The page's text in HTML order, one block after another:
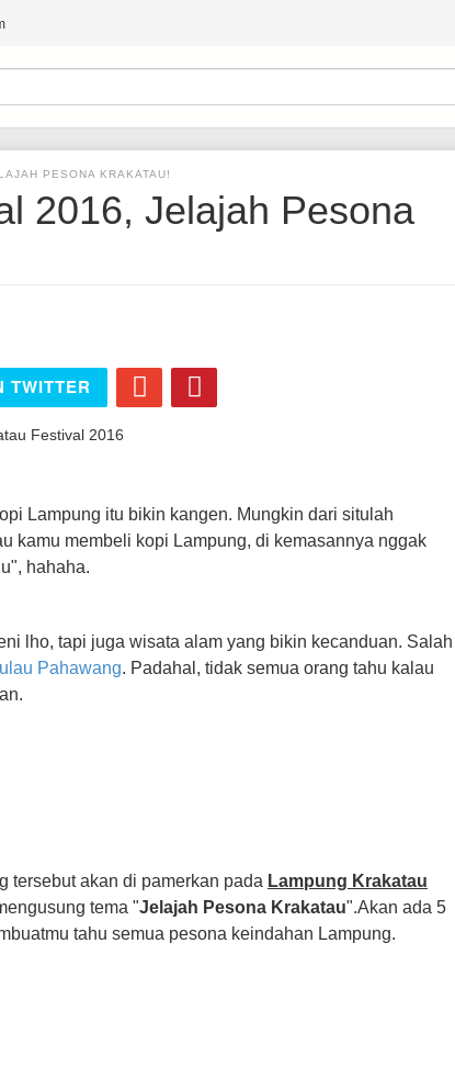
PESONA KRAKATAU!
2016, Jelajah Pesona
TWITTER
Lampung itu bikin kangen. Mungkin dari situlah
kamu membeli kopi Lampung, di kemasannya nggak
hahaha.
lho, tapi juga wisata alam yang bikin kecanduan. Salah
Pahawang. Padahal, tidak semua orang tahu kalau
tersebut akan di pamerkan pada Lampung Krakatau
tema "Jelajah Pesona Krakatau".Akan ada 5
tahu semua pesona keindahan Lampung.